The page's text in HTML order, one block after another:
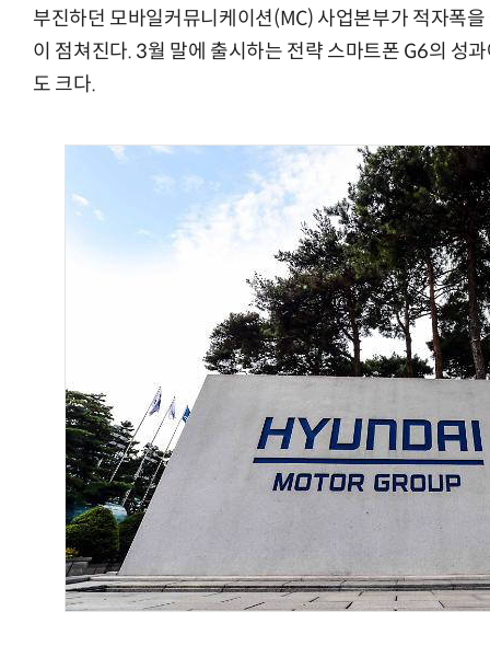
부진하던 모바일커뮤니케이션(MC) 사업본부가 적자폭
이 점쳐진다. 3월 말에 출시하는 전략 스마트폰 G6의 성
도 크다.